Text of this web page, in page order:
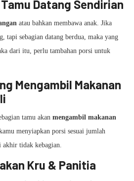
Datang Sendirian
atau bahkan membawa anak. Jika
tapi sebagian datang berdua, maka yang
dari itu, perlu tambahan porsi untuk
Mengambil Makanan
tamu akan mengambil makanan
menyiapkan porsi sesuai jumlah
tidak kebagian.
Kru & Panitia